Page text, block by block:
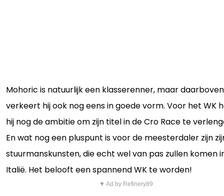
Mohoric is natuurlijk een klasserenner, maar
verkeert hij ook nog eens in goede vorm. Voor het WK
hij nog de ambitie om zijn titel in de Cro Race te
En wat nog een pluspunt is voor de meesterdaler zijn
stuurmanskunsten, die echt wel van pas zullen komen
Italië. Het belooft een spannend WK te worden!
▼ Ad by Refinery89